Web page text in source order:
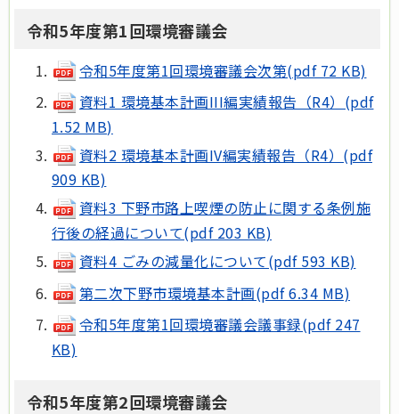
令和5年度第1回環境審議会
令和5年度第1回環境審議会次第(pdf 72 KB)
資料1 環境基本計画III編実績報告（R4）(pdf
1.52 MB)
資料2 環境基本計画IV編実績報告（R4）(pdf
909 KB)
資料3 下野市路上喫煙の防止に関する条例施
行後の経過について(pdf 203 KB)
資料4 ごみの減量化について(pdf 593 KB)
第二次下野市環境基本計画(pdf 6.34 MB)
令和5年度第1回環境審議会議事録(pdf 247
KB)
令和5年度第2回環境審議会